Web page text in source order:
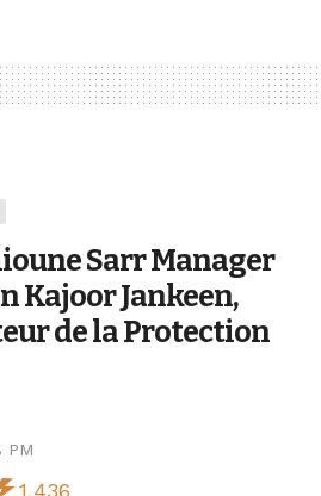
Sarr Manager
Kajoor Jankeen,
de la Protection
PM
1,436